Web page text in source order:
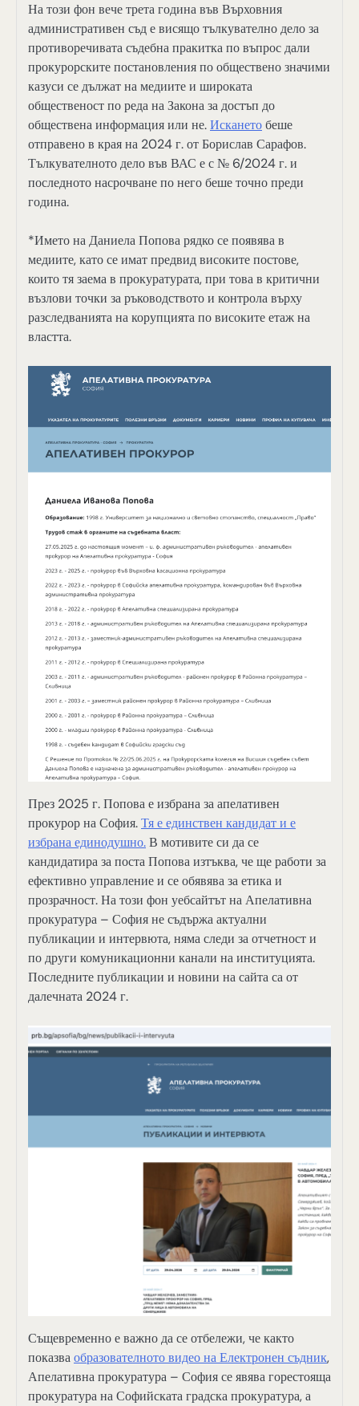
На този фон вече трета година във Върховния
административен съд е висящо тълкувателно дело за
противоречивата съдебна пракитка по въпрос дали
прокурорските постановления по обществено значими
казуси се дължат на медиите и широката
общественост по реда на Закона за достъп до
обществена информация или не.Исканетобеше
отправено в края на 2024 г. от Борислав Сарафов.
Тълкувателното дело във ВАС е с № 6/2024 г. и
последното насрочване по него беше точно преди
година.
*Името на Даниела Попова рядко се появява в
медиите, като се имат предвид високите постове,
които тя заема в прокуратурата, при това в критични
възлови точки за ръководството и контрола върху
разследванията на корупцията по високите етаж на
властта.
През 2025 г. Попова е избрана за апелативен
прокурор на София.Тя е единствен кандидат и е
избрана единодушно.В мотивите си да се
кандидатира за поста Попова изтъква, че ще работи за
ефективно управление и се обявява за етика и
прозрачност. На този фон уебсайтът на Апелативна
прокуратура – София не съдържа актуални
публикации и интервюта, няма следи за отчетност и
по други комуникационни канали на институцията.
Последните публикации и новини на сайта са от
далечната 2024 г.
Същевременно е важно да се отбележи, че както
показваобразователното видео на Електронен съдник,
Апелативна прокуратура – София се явява горестояща
прокуратура на Софийската градска прокуратура, а